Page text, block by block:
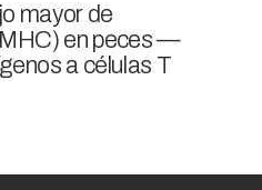
mayor de
en peces —
a células T